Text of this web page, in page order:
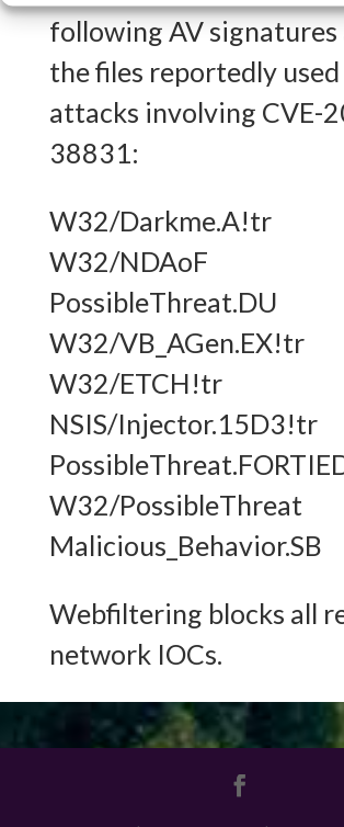
following AV signatures
the files reportedly
attacks involving CVE-
38831:
W32/Darkme.A!tr
W32/NDAoF
PossibleThreat.DU
W32/VB_AGen.EX!tr
W32/ETCH!tr
NSIS/Injector.15D3!tr
W32/PossibleThreat
Malicious_Behavior.SB
Webfiltering blocks all
network IOCs.